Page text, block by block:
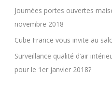
Journées portes ouvertes
novembre 2018
Cube France vous invite au
Surveillance qualité d’air
pour le 1er janvier 2018?